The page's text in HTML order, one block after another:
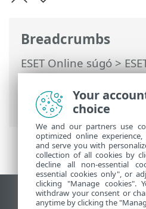
Breadcrumbs
ESET Online súgó>
Security>Az ESET
használata>
ellenőrzés folyamata
Asztali webhely
Your
choice
We and our partners use
optimized online
and serve you with
collection of all cookies by
decline all non-essential
essential cookies only", or
clicking "Manage
withdraw your consent or
anytime by clicking the